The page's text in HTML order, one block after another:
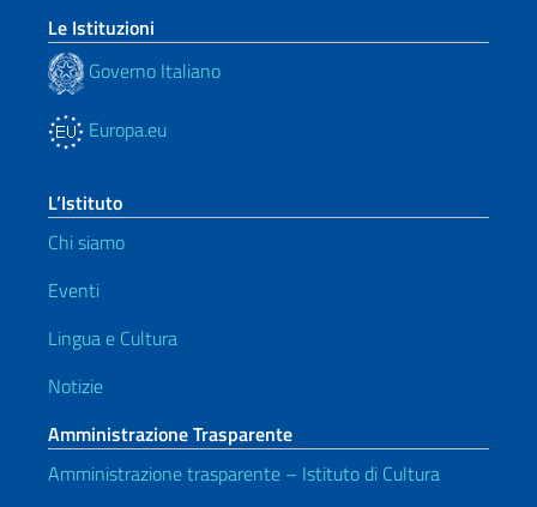
Le Istituzioni
Governo Italiano
Europa.eu
L’Istituto
Chi siamo
Eventi
Lingua e Cultura
Notizie
Amministrazione Trasparente
Amministrazione trasparente – Istituto di Cultura